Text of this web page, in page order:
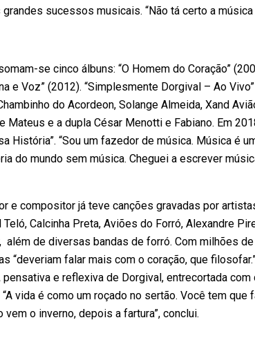
sucessos musicais. “Não tá certo a
se cinco álbuns: “O Homem do Coração”
e Voz” (2012). “Simplesmente Dorgival – Ao
do Acordeon, Solange Almeida, Xand
Mateus e a dupla César Menotti e Fabiano. Em
História”. “Sou um fazedor de música. Música é
do mundo sem música. Cheguei a escrever
e compositor já teve canções gravadas por
Calcinha Preta, Aviões do Forró, Alexandre
além de diversas bandas de forró. Com milhões
“deveriam falar mais com o coração, que
e reflexiva de Dorgival, entrecortada
vida é como um roçado no sertão. Você tem que
o inverno, depois a fartura”, conclui.